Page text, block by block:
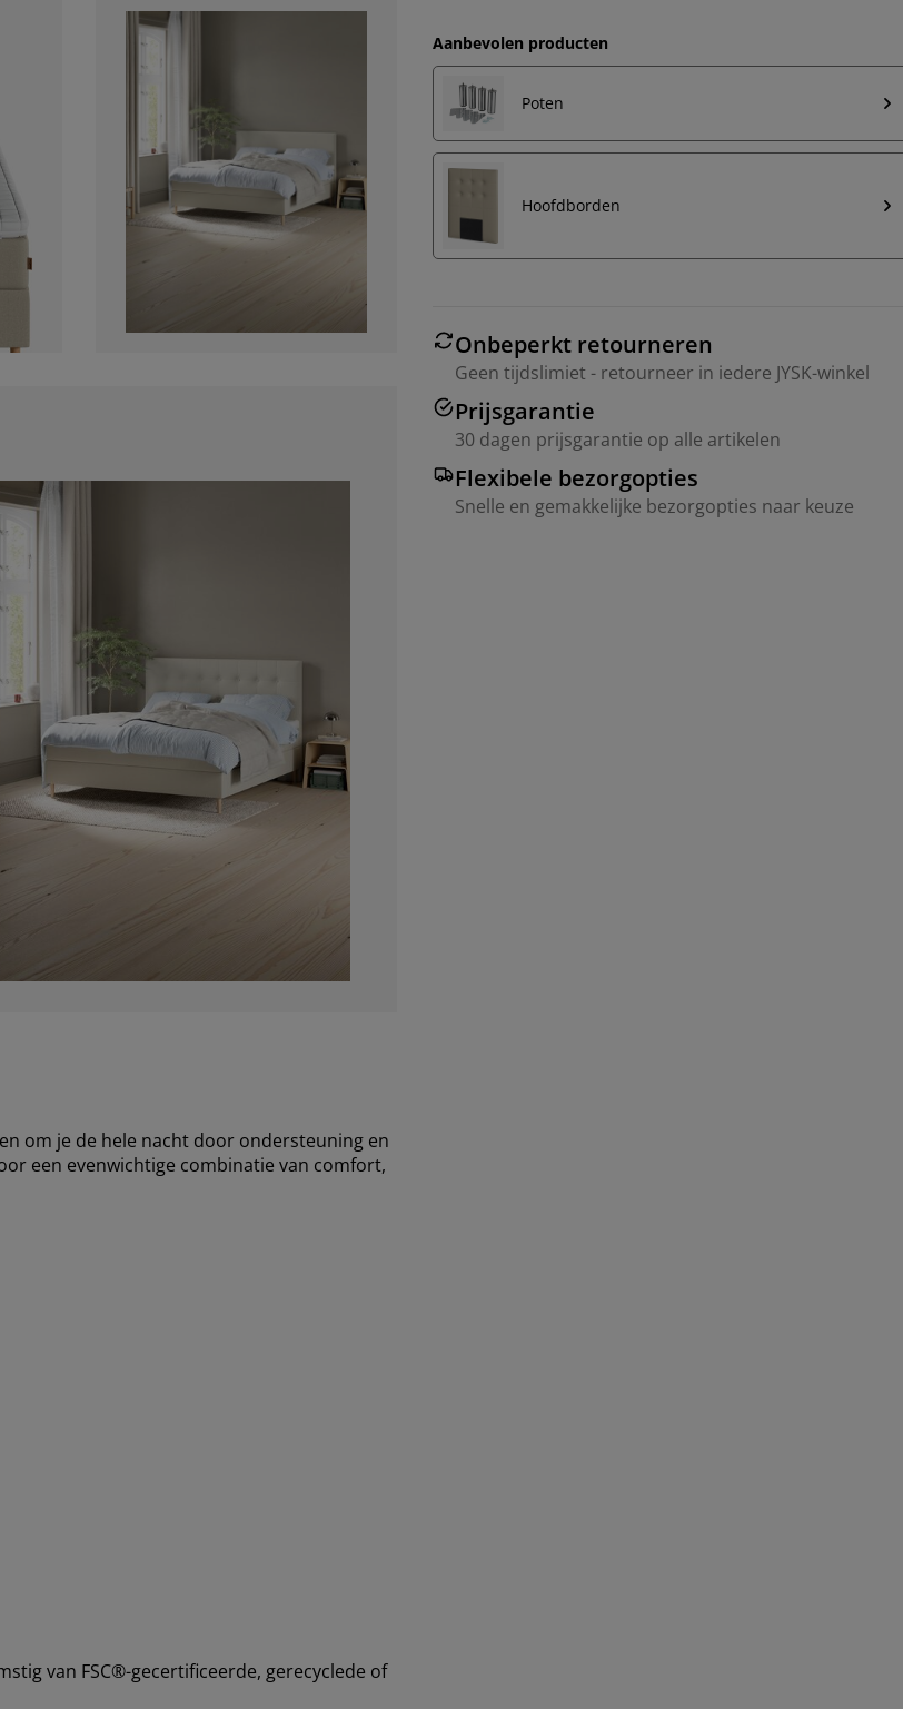
Aanbevolen producten
Poten
Hoofdborden
Onbeperkt retourneren
Geen tijdslimiet - retourneer in iedere JYSK-winkel
Prijsgarantie
30 dagen prijsgarantie op alle artikelen
Flexibele bezorgopties
Snelle en gemakkelijke bezorgopties naar keuze
om je de hele nacht door ondersteuning en
een evenwichtige combinatie van comfort,
van FSC®-gecertificeerde, gerecyclede of